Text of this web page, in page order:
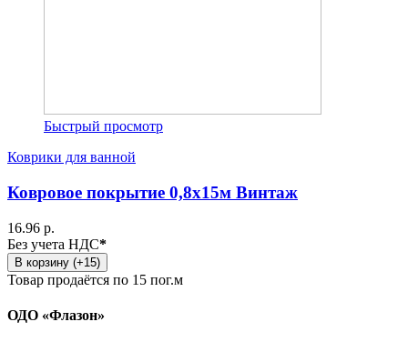
Быстрый просмотр
Коврики для ванной
Ковровое покрытие 0,8х15м Винтаж
16.96 р.
Без учета НДС*
В корзину (+15)
Товар продаётся по 15 пог.м
ОДО «Флазон»